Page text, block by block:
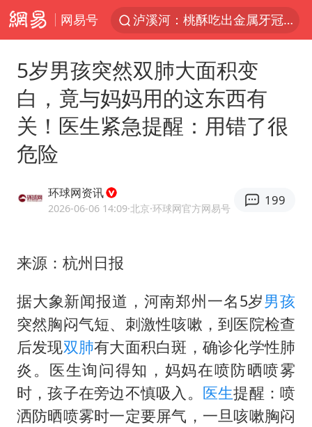
网易号
美国将对多晶硅衍生品加征15%关税
改名后的“青海拉面”店
泰国校园枪击案死亡人数升至7人
女子开一天一夜空调后二氧化碳中毒
OpenAI为免费用户升级GPT-5.6 Luna
“不建议大家买深色蛋糕”
985博士后被曝在妻子孕期出轨后续
公司“上四休三”但要降薪1000元
男子杀人后逃进深山21年活得像野人
5岁男孩突然双肺大面积变
白，竟与妈妈用的这东西有
关！医生紧急提醒：用错了很
危险
环球网资讯
2026-06-06 14:09·北京·环球网官方网易号
199
来源：杭州日报
据大象新闻报道，河南郑州一名5岁男孩
突然胸闷气短、刺激性咳嗽，到医院检查
后发现双肺有大面积白斑，确诊化学性肺
炎。医生询问得知，妈妈在喷防晒喷雾
时，孩子在旁边不慎吸入。 医生提醒：喷
洒防晒喷雾时一定要屏气，一旦咳嗽胸闷